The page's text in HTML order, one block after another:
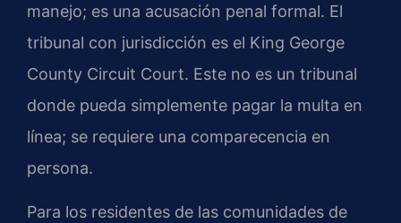
manejo; es una acusación penal formal. El
tribunal con jurisdicción es el King George
County Circuit Court. Este no es un tribunal
donde pueda simplemente pagar la multa en
línea; se requiere una comparecencia en
persona.
Para los residentes de las comunidades de